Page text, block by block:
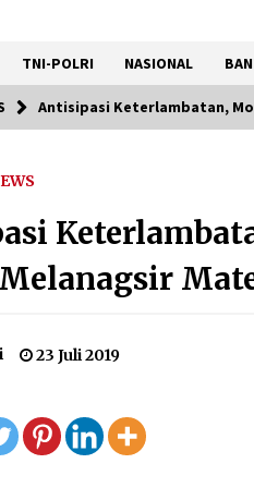
TNI-POLRI NASIONAL
Now
KKM Universitas Bina Bangsa
Pendampingan Pembuatan
Memperkuat Pemasaran
UMKM di Desa Cempaka
Miliar: Sewa Pesawat Fiktif,
Eks VP Angkasa Pura Kargo
Antisipasi Keterlambatan,
23 Juli 2019